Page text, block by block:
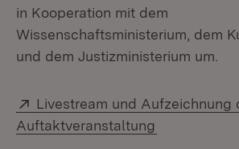
in Kooperation mit dem
Wissenschaftsministerium, dem
und dem Justizministerium um.
Extern:
Livestream und Aufzeichnung
Auftaktveranstaltung